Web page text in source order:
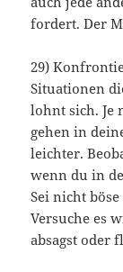
fordert. Der
29)
Situationen
lohnt sich. Je
gehen in
leichter.
wenn du in
Sei nicht
Versuche es
absagst oder